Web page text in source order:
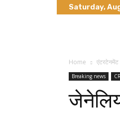
Saturday,
Home एंटरटेनमेंट
Breaking news